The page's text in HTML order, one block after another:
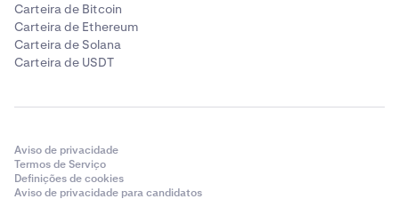
Carteira de Bitcoin
Carteira de Ethereum
Carteira de Solana
Carteira de USDT
Aviso de privacidade
Termos de Serviço
Definições de cookies
Aviso de privacidade para candidatos